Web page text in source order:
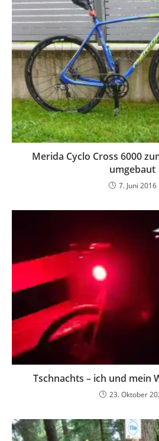
Merida Cyclo Cross 6000
umgebaut
7. Juni 2016
Tschnachts – ich und mein
23. Oktober